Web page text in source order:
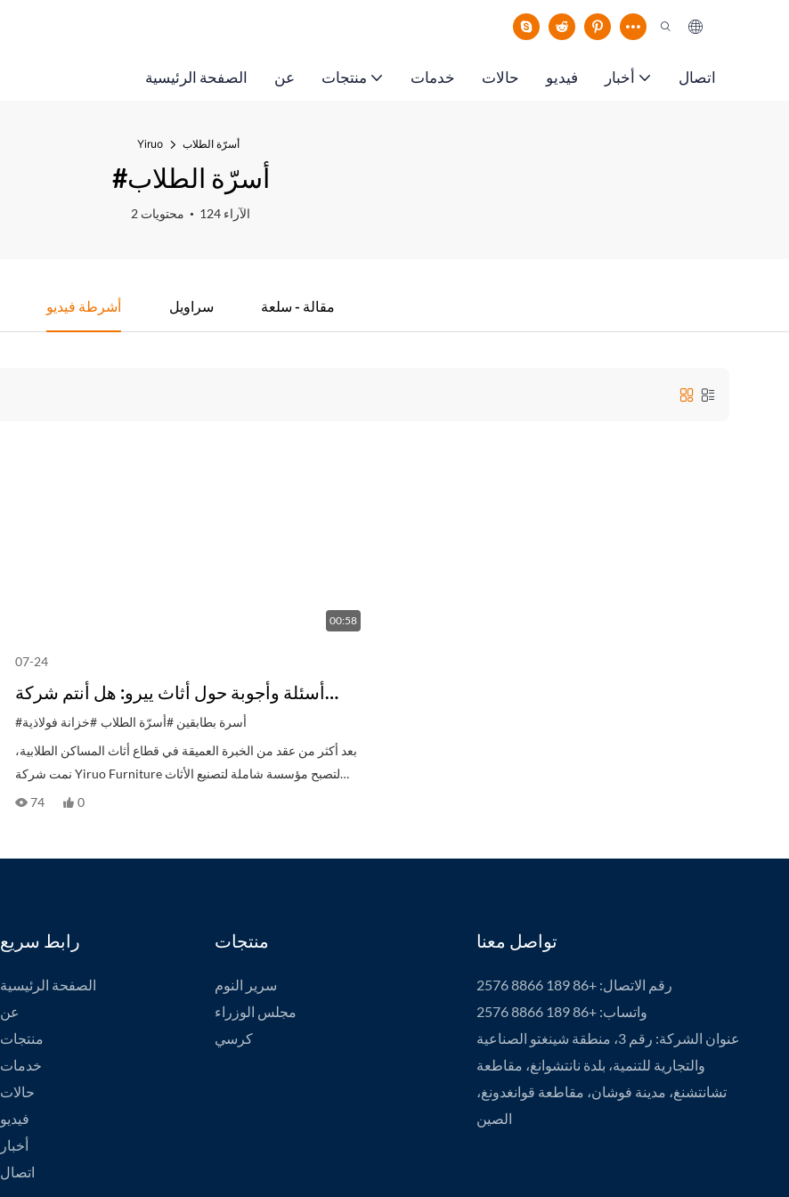
الصفحة الرئيسية عن منتجات خدمات حالات فيديو أخبار اتصال
Yiruo أسرّة الطلاب
#أسرّة الطلاب
2 محتويات 124 الآراء
أشرطة فيديو سراويل مقالة - سلعة
00:58
07-24
أسئلة وأجوبة حول أثاث ييرو: هل أنتم شركة
مصنعة ومصدرة محترفة للأسرة المعدنية
والخزائن المعدنية؟
#أسرة بطابقين #أسرّة الطلاب #خزانة فولاذية
بعد أكثر من عقد من الخبرة العميقة في قطاع أثاث المساكن الطلابية،
نمت شركة Yiruo Furniture لتصبح مؤسسة شاملة لتصنيع الأثاث
المعدني، تجمع بين البحث والتطوير والتصميم والإنتاج والمبيعات
74 0
رابط سريع
الصفحة الرئيسية
عن
منتجات
خدمات
حالات
فيديو
أخبار
اتصال
منتجات
سرير النوم
مجلس الوزراء
كرسي
تواصل معنا
رقم الاتصال: +86 189 8866 2576
واتساب: +86 189 8866 2576
عنوان الشركة: رقم 3، منطقة شينغتو الصناعية
والتجارية للتنمية، بلدة نانتشوانغ، مقاطعة
تشانتشنغ، مدينة فوشان، مقاطعة قوانغدونغ،
الصين